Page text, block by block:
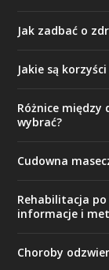
Jak zadbać o
Jakie są
Różnice
wybrać?
Cudowna
Rehabilitacja
informacje i
Choroby